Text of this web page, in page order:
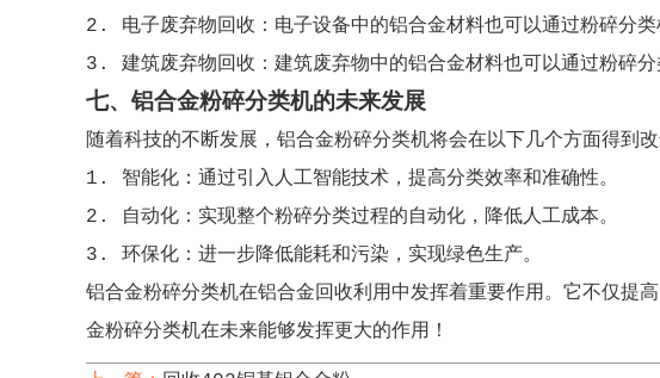
2. 电子废弃物回收：电子设备中的铝合金材料也可以通过粉碎分类
3. 建筑废弃物回收：建筑废弃物中的铝合金材料也可以通过粉碎分
七、铝合金粉碎分类机的未来发展
随着科技的不断发展，铝合金粉碎分类机将会在以下几个方面得到改
1. 智能化：通过引入人工智能技术，提高分类效率和准确性。
2. 自动化：实现整个粉碎分类过程的自动化，降低人工成本。
3. 环保化：进一步降低能耗和污染，实现绿色生产。
铝合金粉碎分类机在铝合金回收利用中发挥着重要作用。它不仅提
金粉碎分类机在未来能够发挥更大的作用！